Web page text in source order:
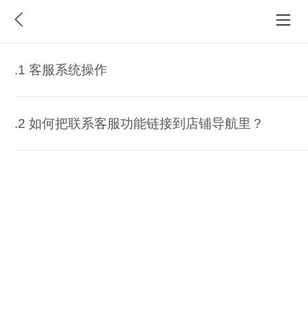
.1 客服系统操作
.2 如何把联系客服功能链接到店铺导航里？